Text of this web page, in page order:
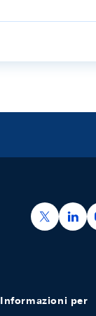
https://
Informazioni per